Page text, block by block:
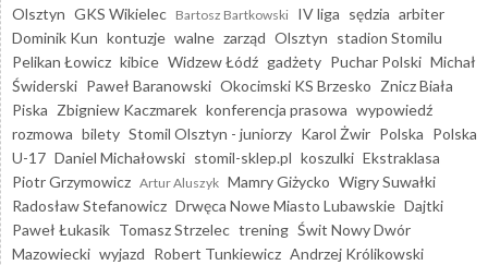
Olsztyn GKS Wikielec Bartosz Bartkowski IV liga sędzia arbiter
Dominik Kun kontuzje walne zarząd Olsztyn stadion Stomilu
Pelikan Łowicz kibice Widzew Łódź gadżety Puchar Polski Michał
Świderski Paweł Baranowski Okocimski KS Brzesko Znicz Biała
Piska Zbigniew Kaczmarek konferencja prasowa wypowiedź
rozmowa bilety Stomil Olsztyn - juniorzy Karol Żwir Polska Polska
U-17 Daniel Michałowski stomil-sklep.pl koszulki Ekstraklasa
Piotr Grzymowicz Artur Aluszyk Mamry Giżycko Wigry Suwałki
Radosław Stefanowicz Drwęca Nowe Miasto Lubawskie Dajtki
Paweł Łukasik Tomasz Strzelec trening Świt Nowy Dwór
Mazowiecki wyjazd Robert Tunkiewicz Andrzej Królikowski